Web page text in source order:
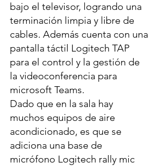
bajo el televisor, logrando una
terminación limpia y libre de
cables. Además cuenta con una
pantalla táctil Logitech TAP
para el control y la gestión de
la videoconferencia para
microsoft Teams.
Dado que en la sala hay
muchos equipos de aire
acondicionado, es que se
adiciona una base de
micrófono Logitech rally mic